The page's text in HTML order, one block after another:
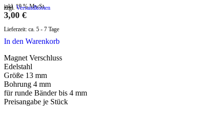
inkl. 19 % MwSt.
zzgl. Versandkosten
3,00 €
Lieferzeit: ca. 5 - 7 Tage
In den Warenkorb
Magnet Verschluss
Edelstahl
Größe 13 mm
Bohrung 4 mm
für runde Bänder bis 4 mm
Preisangabe je Stück